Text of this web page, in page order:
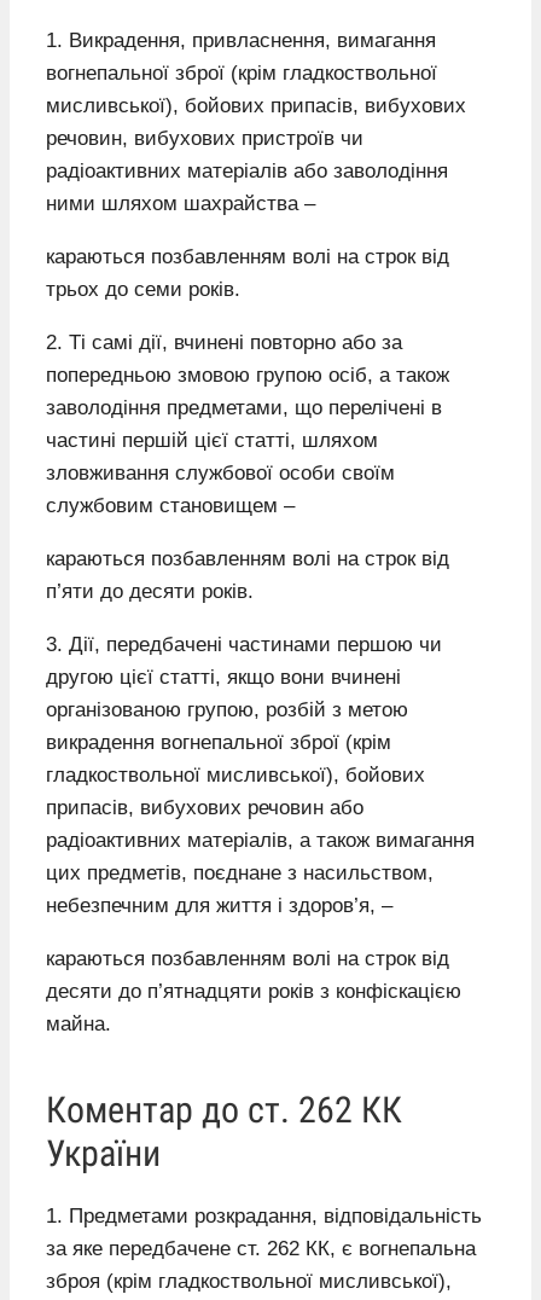
1. Викрадення, привласнення, вимагання
вогнепальної зброї (крім гладкоствольної
мисливської), бойових припасів, вибухових
речовин, вибухових пристроїв чи
радіоактивних матеріалів або заволодіння
ними шляхом шахрайства –
караються позбавленням волі на строк від
трьох до семи років.
2. Ті самі дії, вчинені повторно або за
попередньою змовою групою осіб, а також
заволодіння предметами, що перелічені в
частині першій цієї статті, шляхом
зловживання службової особи своїм
службовим становищем –
караються позбавленням волі на строк від
п’яти до десяти років.
3. Дії, передбачені частинами першою чи
другою цієї статті, якщо вони вчинені
організованою групою, розбій з метою
викрадення вогнепальної зброї (крім
гладкоствольної мисливської), бойових
припасів, вибухових речовин або
радіоактивних матеріалів, а також вимагання
цих предметів, поєднане з насильством,
небезпечним для життя і здоров’я, –
караються позбавленням волі на строк від
десяти до п’ятнадцяти років з конфіскацією
майна.
Коментар до ст. 262 КК
України
1. Предметами розкрадання, відповідальність
за яке передбачене ст. 262 КК, є вогнепальна
зброя (крім гладкоствольної мисливської),